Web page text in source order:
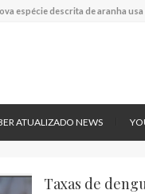
experimental mostrou que
cardíacos promovem
ATUALIZADO NEWS
Taxas de